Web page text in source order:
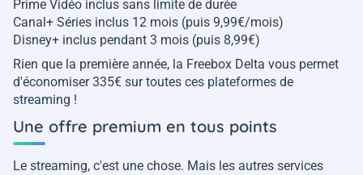
Prime Vidéo inclus sans limite de durée
Canal+ Séries inclus 12 mois (puis 9,99€/mois)
Disney+ inclus pendant 3 mois (puis 8,99€)
Rien que la première année, la Freebox Delta vous permet
d'économiser 335€ sur toutes ces plateformes de
streaming !
Une offre premium en tous points
Le streaming, c'est une chose. Mais les autres services